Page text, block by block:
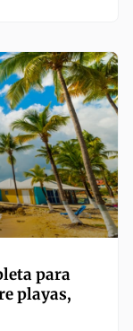
para
playas,